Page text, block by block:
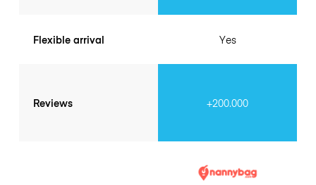
Flexible arrival
Reviews
Yes
+200.000